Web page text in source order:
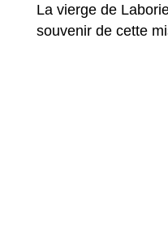
La vierge de
souvenir de cette